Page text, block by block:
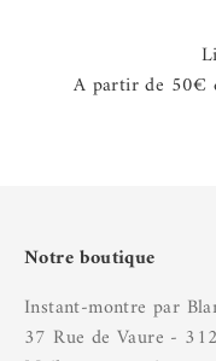
A partir de 50€
Notre boutique
Instant-montre par
37 Rue de Vaure -